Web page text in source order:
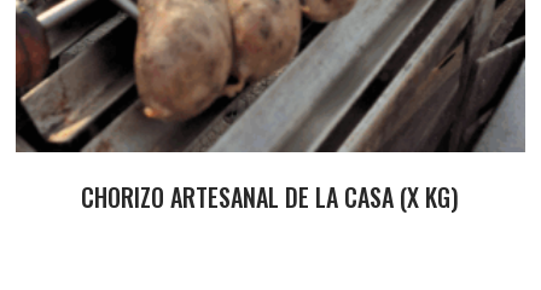
CHORIZO ARTESANAL DE LA CASA (X KG)